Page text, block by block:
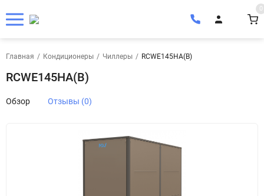
0
Главная / Кондиционеры / Чиллеры / RCWE145HA(B)
RCWE145HA(B)
Обзор Отзывы (0)